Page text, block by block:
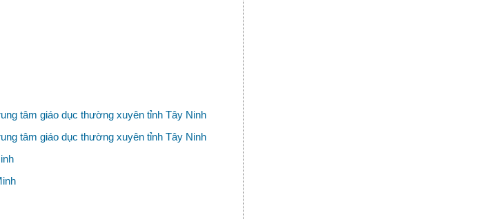
tâm giáo dục thường xuyên tỉnh Tây Ninh
tâm giáo dục thường xuyên tỉnh Tây Ninh